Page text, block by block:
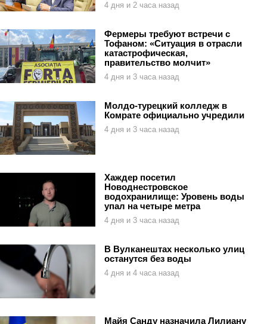
4 дня и 2 часа назад
Фермеры требуют встречи с
Тофаном: «Ситуация в отрасли
катастрофическая,
правительство молчит»
4 дня и 3 часа назад
Молдо-турецкий колледж в
Комрате официально учредили
4 дня и 3 часа назад
Хаждер посетил
Новоднестровское
водохранилище: Уровень воды
упал на четыре метра
4 дня и 3 часа назад
В Вулканештах несколько улиц
останутся без воды
4 дня и 4 часа назад
Майя Санду назначила Лилиану